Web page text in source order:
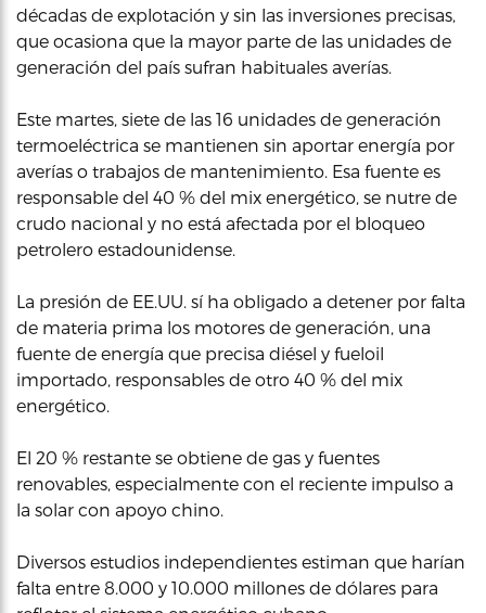
décadas de explotación y sin las inversiones precisas,
que ocasiona que la mayor parte de las unidades de
generación del país sufran habituales averías.
Este martes, siete de las 16 unidades de generación
termoeléctrica se mantienen sin aportar energía por
averías o trabajos de mantenimiento. Esa fuente es
responsable del 40 % del mix energético, se nutre de
crudo nacional y no está afectada por el bloqueo
petrolero estadounidense.
La presión de EE.UU. sí ha obligado a detener por falta
de materia prima los motores de generación, una
fuente de energía que precisa diésel y fueloil
importado, responsables de otro 40 % del mix
energético.
El 20 % restante se obtiene de gas y fuentes
renovables, especialmente con el reciente impulso a
la solar con apoyo chino.
Diversos estudios independientes estiman que harían
falta entre 8.000 y 10.000 millones de dólares para